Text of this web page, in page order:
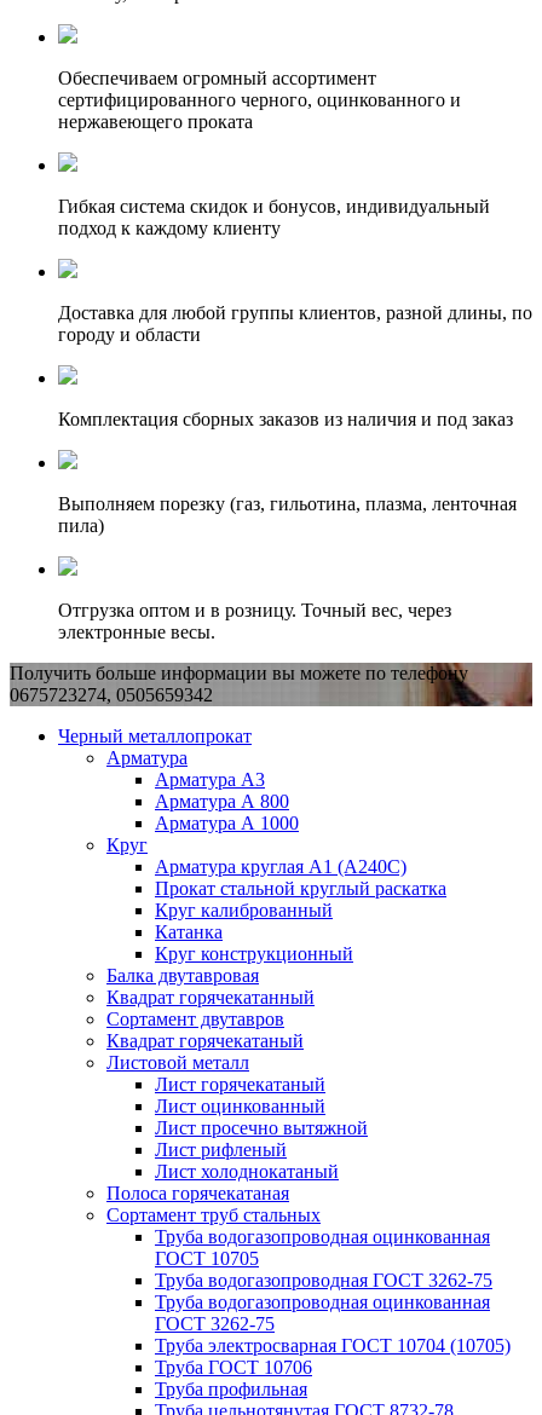
Обеспечиваем огромный ассортимент
сертифицированного черного, оцинкованного и
нержавеющего проката
Гибкая система скидок и бонусов, индивидуальный
подход к каждому клиенту
Доставка для любой группы клиентов, разной длины, по
городу и области
Комплектация сборных заказов из наличия и под заказ
Выполняем порезку (газ, гильотина, плазма, ленточная
пила)
Отгрузка оптом и в розницу. Точный вес, через
электронные весы.
Получить больше информации вы можете по телефону
0675723274, 0505659342
Черный металлопрокат
Арматура
Арматура А3
Арматура А 800
Арматура А 1000
Круг
Арматура круглая А1 (А240C)
Прокат стальной круглый раскатка
Круг калиброванный
Катанка
Круг конструкционный
Балка двутавровая
Квадрат горячекатанный
Сортамент двутавров
Квадрат горячекатаный
Листовой металл
Лист горячекатаный
Лист оцинкованный
Лист просечно вытяжной
Лист рифленый
Лист холоднокатаный
Полоса горячекатаная
Сортамент труб стальных
Труба водогазопроводная оцинкованная
ГОСТ 10705
Труба водогазопроводная ГОСТ 3262-75
Труба водогазопроводная оцинкованная
ГОСТ 3262-75
Труба электросварная ГОСТ 10704 (10705)
Труба ГОСТ 10706
Труба профильная